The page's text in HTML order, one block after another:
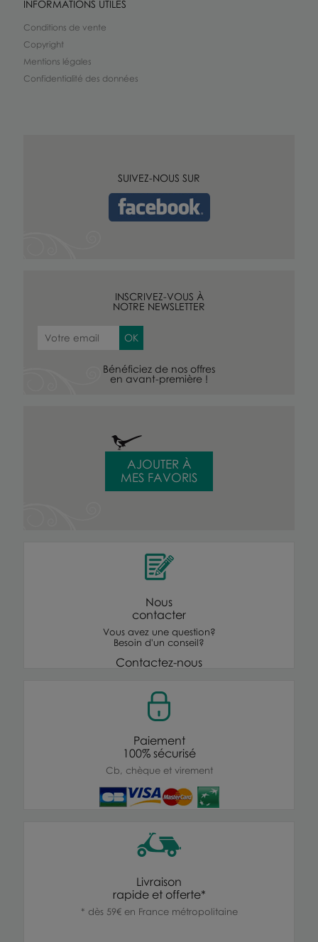
INFORMATIONS UTILES
Conditions de vente
Copyright
Mentions légales
Confidentialité des données
SUIVEZ-NOUS SUR
INSCRIVEZ-VOUS À
NOTRE NEWSLETTER
Bénéficiez de nos offres
en avant-première !
AJOUTER À
MES FAVORIS
Nous
contacter
Vous avez une question?
Besoin d'un conseil?
Contactez-nous
Paiement
100% sécurisé
Cb, chèque et virement
Livraison
rapide et offerte*
* dès 59€ en France métropolitaine